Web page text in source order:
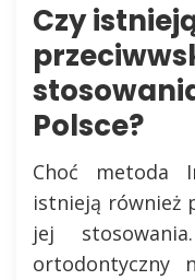
Czy
Polsce?
Choć metoda
istnieją również
jej
ortodontyczny